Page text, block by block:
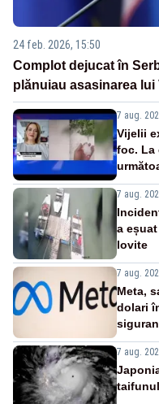
24 feb. 2026, 15:50
Complot dejucat în
plănuiau asasinarea lui
7 aug.
Vijelii
foc. La
7 aug.
a
lovite
7 aug.
Meta,
dolari
7 aug.